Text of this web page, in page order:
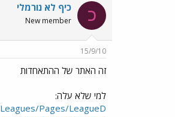
כ כיף לא נורמלי
New member
15/9/10
זה האתר של ההתאחדות
למי שלא עלה:
Pages/LeagueD